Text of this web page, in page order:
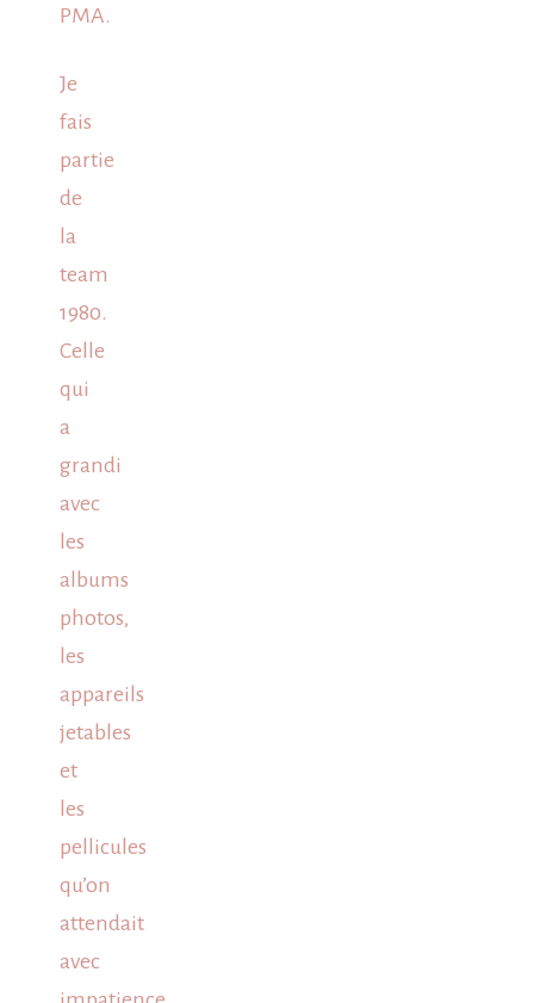
PMA.
Je
fais
partie
de
la
team
1980.
Celle
qui
a
grandi
avec
les
albums
photos,
les
appareils
jetables
et
les
pellicules
qu’on
attendait
avec